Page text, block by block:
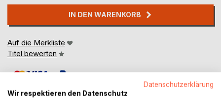
IN DEN WARENKORB
Auf die Merkliste
Titel bewerten
Datenschutzerklärung
Wir respektieren den Datenschutz